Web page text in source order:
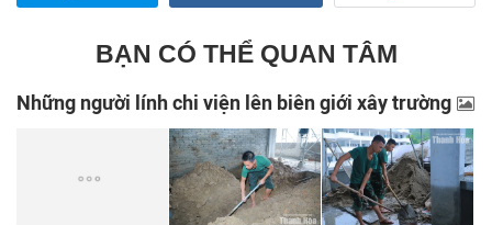
BẠN CÓ THỂ QUAN TÂM
Những người lính chi viện lên biên giới xây trường